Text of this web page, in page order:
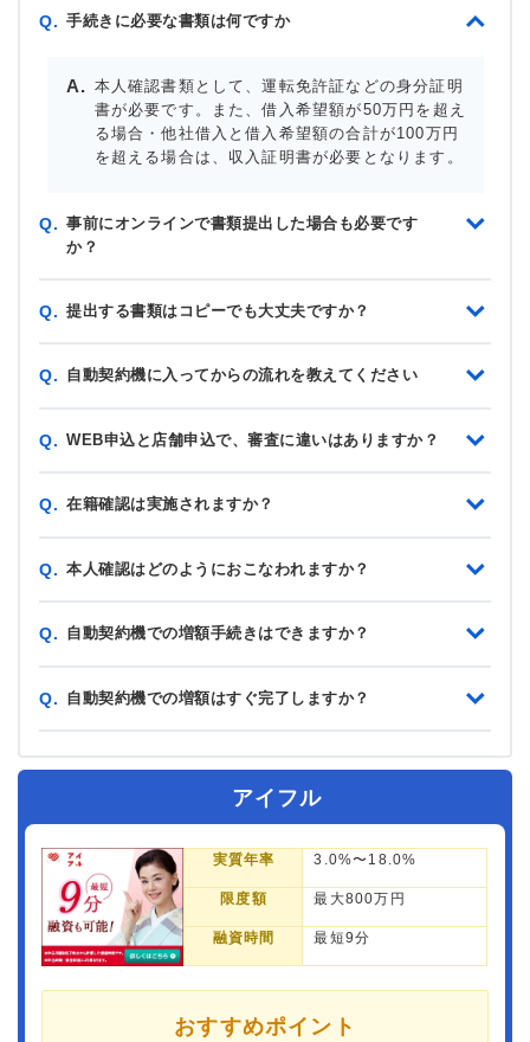
Q. 手続きに必要な書類は何ですか
本人確認書類として、運転免許証などの身分証明
書が必要です。また、借入希望額が50万円を超え
る場合・他社借入と借入希望額の合計が100万円
を超える場合は、収入証明書が必要となります。
Q. 事前にオンラインで書類提出した場合も必要です
か？
Q. 提出する書類はコピーでも大丈夫ですか？
Q. 自動契約機に入ってからの流れを教えてください
Q. WEB申込と店舗申込で、審査に違いはありますか？
Q. 在籍確認は実施されますか？
Q. 本人確認はどのようにおこなわれますか？
Q. 自動契約機での増額手続きはできますか？
Q. 自動契約機での増額はすぐ完了しますか？
アイフル
実質年率 3.0%〜18.0%
限度額 最大800万円
融資時間 最短9分
おすすめポイント